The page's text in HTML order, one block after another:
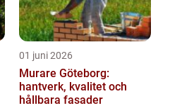
01 juni 2026
Murare Göteborg:
hantverk, kvalitet och
hållbara fasader